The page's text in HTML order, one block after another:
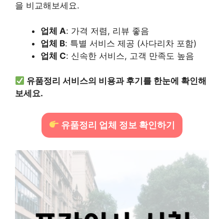
을 비교해보세요.
업체 A: 가격 저렴, 리뷰 좋음
업체 B: 특별 서비스 제공 (사다리차 포함)
업체 C: 신속한 서비스, 고객 만족도 높음
유품정리 서비스의 비용과 후기를 한눈에 확인해
보세요.
유품정리 업체 정보 확인하기